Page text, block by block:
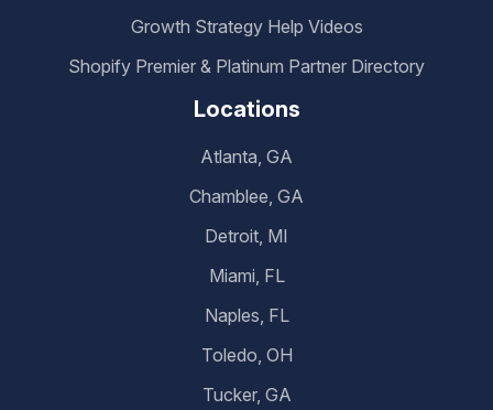
Growth Strategy Help Videos
Shopify Premier & Platinum Partner Directory
Locations
Atlanta, GA
Chamblee, GA
Detroit, MI
Miami, FL
Naples, FL
Toledo, OH
Tucker, GA